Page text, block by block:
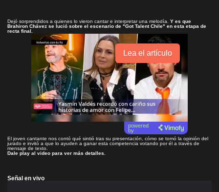
Dejó sorprendidos a quienes lo vieron cantar e interpretar una melodía. Y es que
Brahiron Chávez se lució sobre el escenario de "Got Talent Chile" en esta etapa de
recta final.
Lea el artículo
powered
by
El joven cantante nos contó qué sintió tras su presentación, cómo se tomó la opinión del
jurado e invitó a que lo ayuden a ganar esta competencia votando por él a través de
mensaje de texto.
Dale play al video para ver más detalles.
Señal en vivo